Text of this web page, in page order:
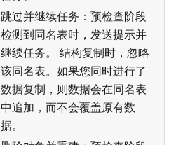
跳过并继续任务：预检查阶段
检测到同名表时，发送提示并
继续任务。 结构复制时，忽略
该同名表。如果您同时进行了
数据复制，则数据会在同名表
中追加，而不会覆盖原有数
据。